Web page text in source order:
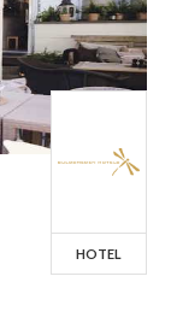
HOTEL